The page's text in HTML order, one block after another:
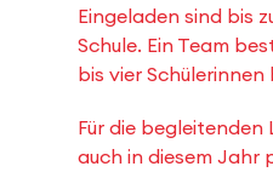
Eingeladen sind bis
Schule. Ein Team
bis vier Schülerinnen
Für die begleitenden
auch in diesem Jahr